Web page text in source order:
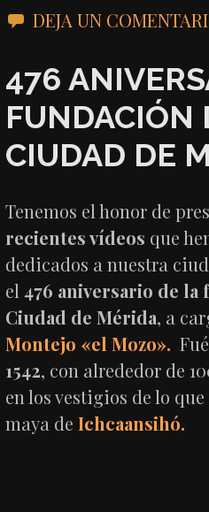
DEJA UN
476
FUNDACIÓN
CIUDAD DE
Tenemos el honor de
recientes vídeos que
dedicados a nuestra
el476 aniversario de la
Ciudad de Mérida, a
Montejo «el Mozo».
1542, con alrededor de
en los vestigios de lo
maya de Ichcaansihó.